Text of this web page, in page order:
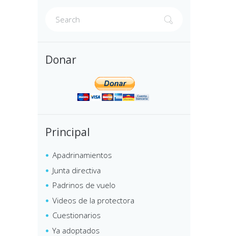
Donar
Principal
Apadrinamientos
Junta directiva
Padrinos de vuelo
Videos de la protectora
Cuestionarios
Ya adoptados